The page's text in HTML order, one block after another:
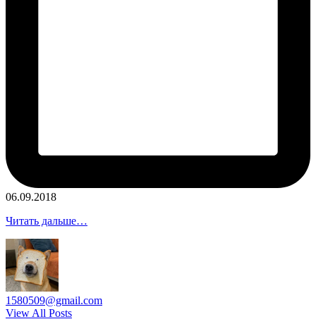
06.09.2018
Читать дальше…
1580509@gmail.com
View All Posts